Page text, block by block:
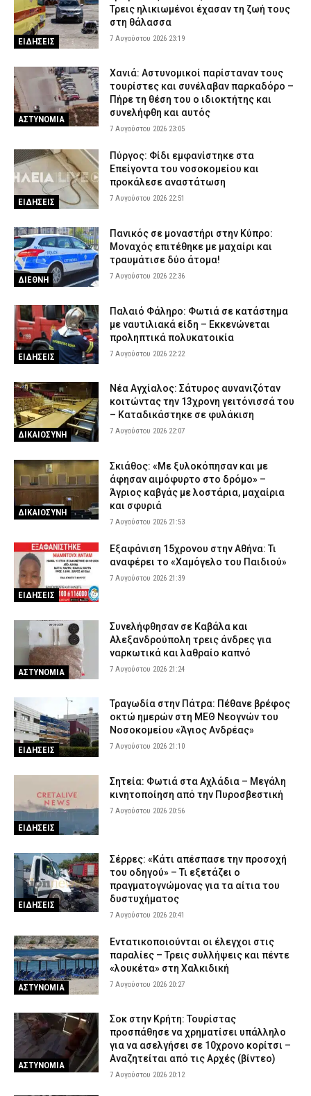
«Παραμείνετε σε ετοιμότητα»
ΕΙΔΗΣΕΙΣ 7 Αυγούστου 2026 16:35
αντικείμενα αξίας άνω των 19.000 ευρώ
ΑΣΤΥΝΟΜΙΑ 7 Αυγούστου 2026 16:23
Πολύ υψηλός κίνδυνος πυρκαγιάς το Σάββατο – Ποιες περιοχές
τίθενται σε «Red Code»
ΕΙΔΗΣΕΙΣ
Τρεις ηλικιωμένοι έχασαν τη ζωή τους
στη θάλασσα
7 Αυγούστου 2026 23:19
ΑΣΤΥΝΟΜΙΑ
Χανιά: Αστυνομικοί παρίσταναν τους
τουρίστες και συνέλαβαν παρκαδόρο –
Πήρε τη θέση του ο ιδιοκτήτης και
συνελήφθη και αυτός
7 Αυγούστου 2026 23:05
ΕΙΔΗΣΕΙΣ
Πύργος: Φίδι εμφανίστηκε στα
Επείγοντα του νοσοκομείου και
προκάλεσε αναστάτωση
7 Αυγούστου 2026 22:51
ΔΙΕΘΝΗ
Πανικός σε μοναστήρι στην Κύπρο:
Μοναχός επιτέθηκε με μαχαίρι και
τραυμάτισε δύο άτομα!
7 Αυγούστου 2026 22:36
ΕΙΔΗΣΕΙΣ
Παλαιό Φάληρο: Φωτιά σε κατάστημα
με ναυτιλιακά είδη – Εκκενώνεται
προληπτικά πολυκατοικία
7 Αυγούστου 2026 22:22
ΔΙΚΑΙΟΣΥΝΗ
Νέα Αγχίαλος: Σάτυρος αυνανιζόταν
κοιτώντας την 13χρονη γειτόνισσά του
– Καταδικάστηκε σε φυλάκιση
7 Αυγούστου 2026 22:07
ΔΙΚΑΙΟΣΥΝΗ
Σκιάθος: «Με ξυλοκόπησαν και με
άφησαν αιμόφυρτο στο δρόμο» –
Άγριος καβγάς με λοστάρια, μαχαίρια
και σφυριά
7 Αυγούστου 2026 21:53
ΕΙΔΗΣΕΙΣ
Εξαφάνιση 15χρονου στην Αθήνα: Τι
αναφέρει το «Χαμόγελο του Παιδιού»
7 Αυγούστου 2026 21:39
ΑΣΤΥΝΟΜΙΑ
Συνελήφθησαν σε Καβάλα και
Αλεξανδρούπολη τρεις άνδρες για
ναρκωτικά και λαθραίο καπνό
7 Αυγούστου 2026 21:24
ΕΙΔΗΣΕΙΣ
Τραγωδία στην Πάτρα: Πέθανε βρέφος
οκτώ ημερών στη ΜΕΘ Νεογνών του
Νοσοκομείου «Άγιος Ανδρέας»
7 Αυγούστου 2026 21:10
ΕΙΔΗΣΕΙΣ
Σητεία: Φωτιά στα Αχλάδια – Μεγάλη
κινητοποίηση από την Πυροσβεστική
7 Αυγούστου 2026 20:56
ΕΙΔΗΣΕΙΣ
Σέρρες: «Κάτι απέσπασε την προσοχή
του οδηγού» – Τι εξετάζει ο
πραγματογνώμονας για τα αίτια του
δυστυχήματος
7 Αυγούστου 2026 20:41
ΑΣΤΥΝΟΜΙΑ
Εντατικοποιούνται οι έλεγχοι στις
παραλίες – Τρεις συλλήψεις και πέντε
«λουκέτα» στη Χαλκιδική
7 Αυγούστου 2026 20:27
ΑΣΤΥΝΟΜΙΑ
Σοκ στην Κρήτη: Τουρίστας
προσπάθησε να χρηματίσει υπάλληλο
για να ασελγήσει σε 10χρονο κορίτσι –
Αναζητείται από τις Αρχές (βίντεο)
7 Αυγούστου 2026 20:12